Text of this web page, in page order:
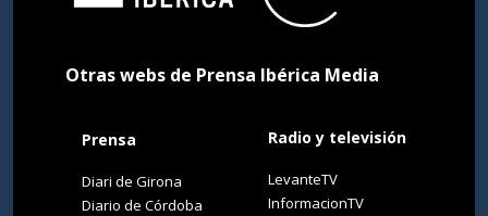
Otras webs de Prensa Ibérica Media
Prensa
Diari de Girona
Diario de Córdoba
Radio y televisión
LevanteTV
InformacionTV